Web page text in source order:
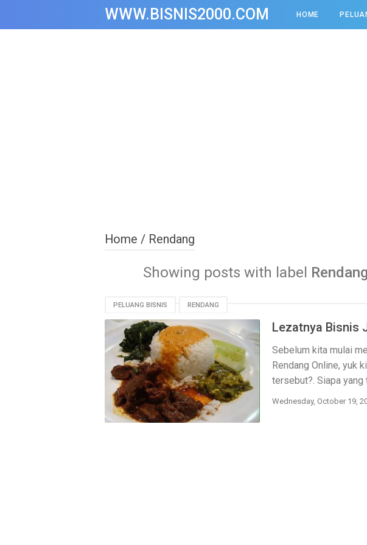
WWW.BISNIS2000.COM HOME
Home / Rendang
Showing posts with label Rendang
PELUANG BISNIS RENDANG
Lezatnya Bisnis
Sebelum kita mulai
Rendang Online, yuk
tersebut?. Siapa yang
Wednesday, October 19,